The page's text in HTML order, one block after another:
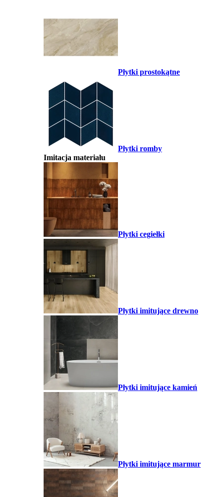
Płytki prostokątne
Płytki romby
Imitacja materiału
Płytki cegiełki
Płytki imitujące drewno
Płytki imitujące kamień
Płytki imitujące marmur